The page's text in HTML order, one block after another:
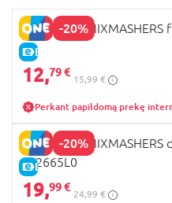
-20%
E-KAINA
AVENGERS
12,79 €
15,99 €
Perkant papildomą prekę
-20%
E-KAINA
AVENGERS
F92665L0
19,99 €
24,99 €